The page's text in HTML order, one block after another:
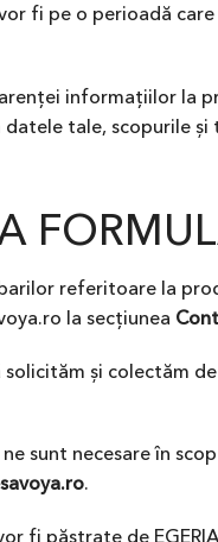
fi pe o perioadă
informațiilor la
datele tale, scopurile
referitoare la
la secțiunea
și colectăm
sunt necesare în
.
fi păstrate de